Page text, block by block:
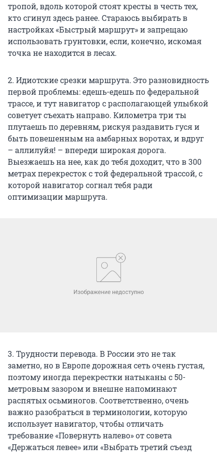
тропой, вдоль которой стоят кресты в честь тех,
кто сгинул здесь ранее. Стараюсь выбирать в
настройках «Быстрый маршрут» и запрещаю
использовать грунтовки, если, конечно, искомая
точка не находится в лесах.
2. Идиотские срезки маршрута. Это разновидность
первой проблемы: едешь-едешь по федеральной
трассе, и тут навигатор с располагающей улыбкой
советует съехать направо. Километра три ты
плутаешь по деревням, рискуя раздавить гуся и
быть повешенным на амбарных воротах, и вдруг
– аллилуйя! – впереди широкая дорога.
Выезжаешь на нее, как до тебя доходит, что в 300
метрах перекресток с той федеральной трассой, с
которой навигатор согнал тебя ради
оптимизации маршрута.
3. Трудности перевода. В России это не так
заметно, но в Европе дорожная сеть очень густая,
поэтому иногда перекрестки натыканы с 50-
метровым зазором и внешне напоминают
распятых осьминогов. Соответственно, очень
важно разобраться в терминологии, которую
использует навигатор, чтобы отличать
требование «Повернуть налево» от совета
«Держаться левее» или «Выбрать третий съезд